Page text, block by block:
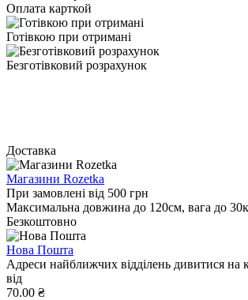
Оплата карткой
Готівкою при отримані
Безготівковий розрахунок
Доставка
Магазини Rozetka
При замовлені від 500 грн
Максимальна довжина до 120см, вага до
Безкоштовно
Нова Пошта
Адреси найближчих відділень дивитися на
від
70.00 ₴